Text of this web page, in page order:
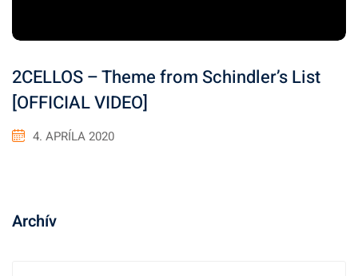
2CELLOS – Theme from Schindler’s List
[OFFICIAL VIDEO]
4. APRÍLA 2020
Archív